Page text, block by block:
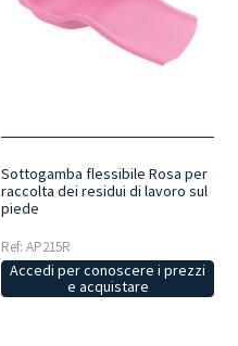
Sottogamba flessibile Rosa per
raccolta dei residui di lavoro sul
piede
Ref: AP215R
Accedi per conoscere i prezzi
e acquistare